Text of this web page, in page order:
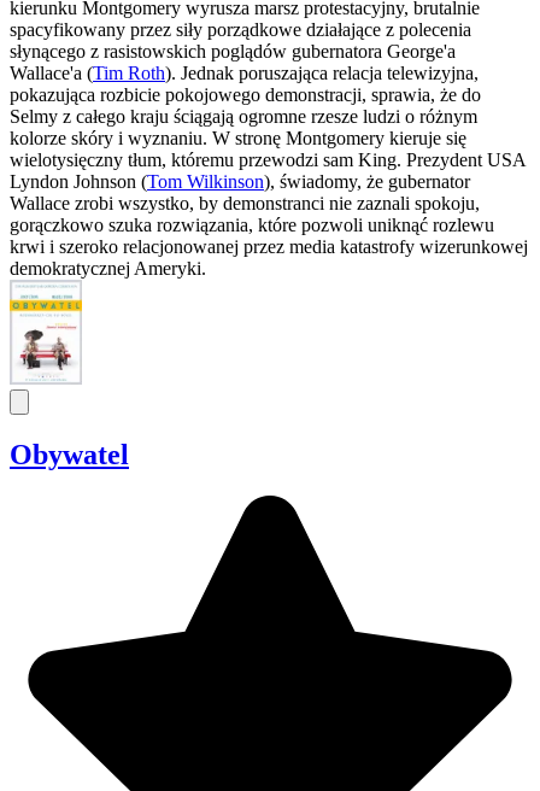
kierunku Montgomery wyrusza marsz protestacyjny, brutalnie
spacyfikowany przez siły porządkowe działające z polecenia
słynącego z rasistowskich poglądów gubernatora George'a
Wallace'a (Tim Roth). Jednak poruszająca relacja telewizyjna,
pokazująca rozbicie pokojowego demonstracji, sprawia, że do
Selmy z całego kraju ściągają ogromne rzesze ludzi o różnym
kolorze skóry i wyznaniu. W stronę Montgomery kieruje się
wielotysięczny tłum, któremu przewodzi sam King. Prezydent USA
Lyndon Johnson (Tom Wilkinson), świadomy, że gubernator
Wallace zrobi wszystko, by demonstranci nie zaznali spokoju,
gorączkowo szuka rozwiązania, które pozwoli uniknąć rozlewu
krwi i szeroko relacjonowanej przez media katastrofy wizerunkowej
demokratycznej Ameryki.
Obywatel